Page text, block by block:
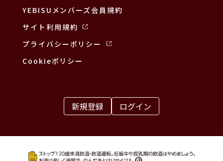
YEBISUメンバーズ会員規約
サイト利用規約
プライバシーポリシー
Cookieポリシー
新規登録 ログイン